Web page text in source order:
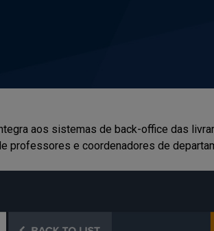
aos sistemas de back-office das
professores e coordenadores de